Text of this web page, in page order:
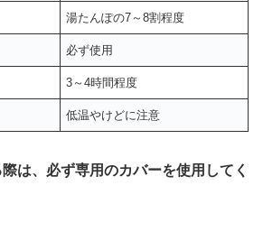
湯たんぽの7～8割程度
必ず使用
3～4時間程度
低温やけどに注意
は、必ず専用のカバーを使用してく